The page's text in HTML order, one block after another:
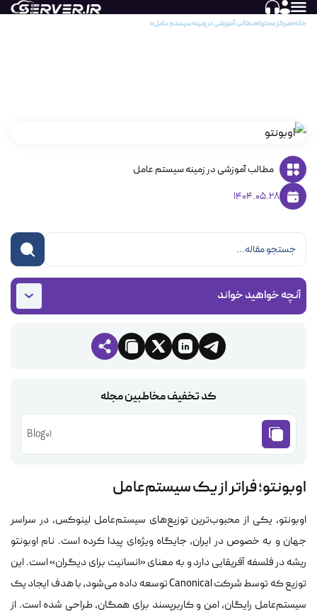
خانه مرکز محتوا مطالب آموزشی در زمینه سیستم عامل‌
مطالب آموزشی در زمینه سیستم عامل‌
1404.05.28
آنچه خواهید خواند
کد تخفیف مخاطبین مجله
Blog01
اوبونتو؛ فراتر از یک سیستم‌عامل
اوبونتو، یکی از محبوب‌ترین توزیع‌های سیستم‌عامل لینوکس، در سراسر
جهان و به خصوص در ایران، جایگاه ویژه‌ای پیدا کرده است. نام اوبونتو
ریشه در فلسفه آفریقایی دارد و به معنای «انسانیت برای دیگران» است. این
توزیع که توسط شرکت Canonical توسعه داده می‌شود، با هدف ایجاد یک
سیستم‌عامل رایگان، امن و کاربرپسند برای همگان، طراحی شده است. از